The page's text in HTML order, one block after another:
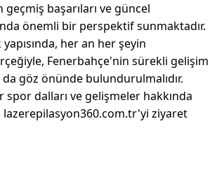
başarıları ve güncel
önemli bir perspektif sunmaktadır.
her an her şeyin
Fenerbahçe'nin sürekli gelişim
göz önünde bulundurulmalıdır.
dalları ve gelişmeler hakkında
ziyaret